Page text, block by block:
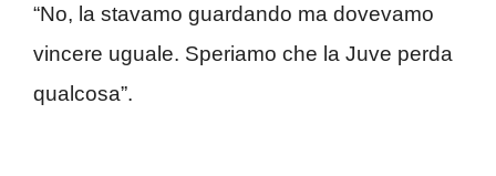
“No, la stavamo guardando ma dovevamo
vincere uguale. Speriamo che la Juve perda
qualcosa”.